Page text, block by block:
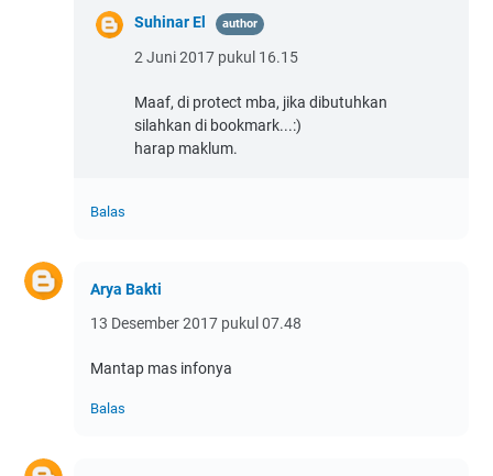
Suhinar El
2 Juni 2017 pukul 16.15
Maaf, di protect mba, jika dibutuhkan
silahkan di bookmark...:)
harap maklum.
Balas
Arya Bakti
13 Desember 2017 pukul 07.48
Mantap mas infonya
Balas